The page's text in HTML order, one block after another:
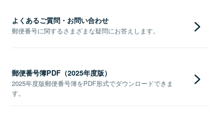
よくあるご質問・お問い合わせ
郵便番号に関するさまざまな疑問にお答えします。
郵便番号簿PDF（2025年度版）
2025年度版郵便番号簿をPDF形式でダウンロードできま
す。